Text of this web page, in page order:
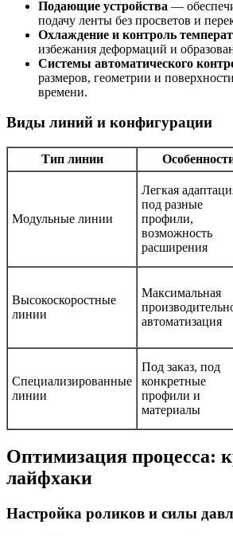
Подающие устройства —
подачу ленты без просветов и
Охлаждение и контроль
избежания деформаций и
Системы автоматического
размеров, геометрии и
времени.
Виды линий и конфигурации
Тип линии
Модульные линии
Легкая
под разные
профили,
возможность
расширения
Высокоскоростные
линии
Максимальная
автоматизация
Специализированные
линии
Под заказ, под
конкретные
профили и
материалы
Оптимизация процесса:
лайфхаки
Настройка роликов и силы